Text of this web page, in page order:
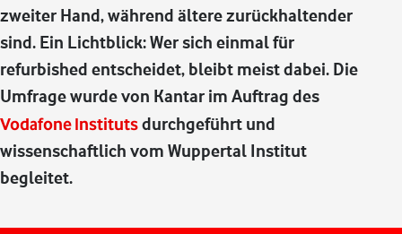
zweiter Hand, während ältere zurückhaltender
sind. Ein Lichtblick: Wer sich einmal für
refurbished entscheidet, bleibt meist dabei. Die
Umfrage wurde von Kantar im Auftrag des
Vodafone Institutsdurchgeführt und
wissenschaftlich vom Wuppertal Institut
begleitet.